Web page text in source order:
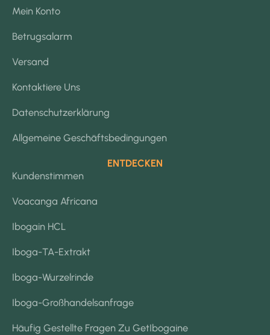
Mein Konto
Betrugsalarm
Versand
Kontaktiere Uns
Datenschutzerklärung
Allgemeine Geschäftsbedingungen
ENTDECKEN
Kundenstimmen
Voacanga Africana
Ibogain HCL
Iboga-TA-Extrakt
Iboga-Wurzelrinde
Iboga-Großhandelsanfrage
Häufig Gestellte Fragen Zu GetIbogaine